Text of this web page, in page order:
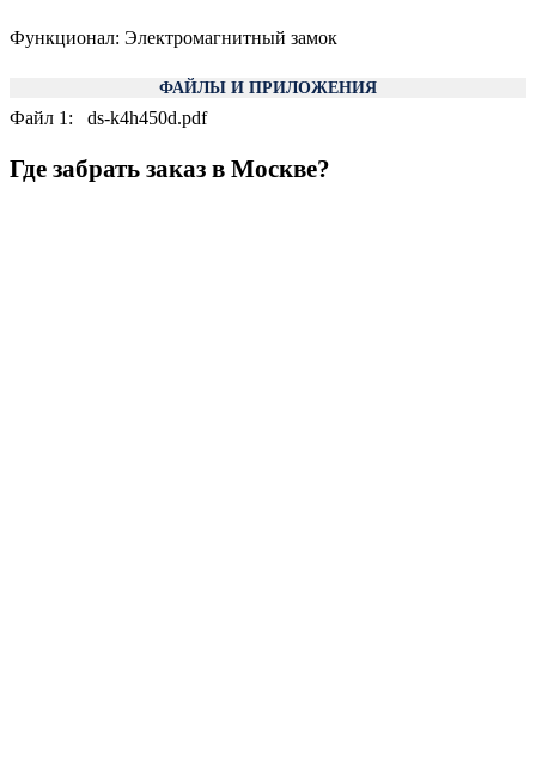
Функционал: Электромагнитный замок
ФАЙЛЫ И ПРИЛОЖЕНИЯ
Файл 1: ds-k4h450d.pdf
Где забрать заказ в Москве?